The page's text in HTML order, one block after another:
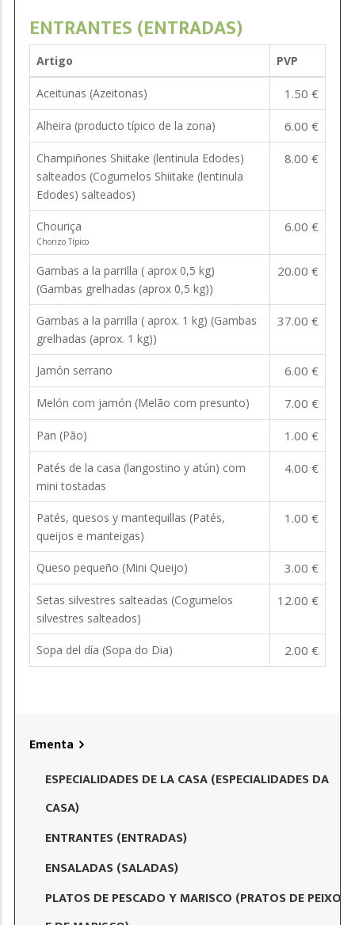
ENTRANTES (ENTRADAS)
Artigo PVP
Aceitunas (Azeitonas) 1.50 €
Alheira (producto típico de la zona) 6.00 €
Champiñones Shiitake (lentinula Edodes)
salteados (Cogumelos Shiitake (lentinula
Edodes) salteados)
8.00 €
Chouriça
Chorizo Típico
6.00 €
Gambas a la parrilla ( aprox 0,5 kg)
(Gambas grelhadas (aprox 0,5 kg))
20.00 €
Gambas a la parrilla ( aprox. 1 kg) (Gambas
grelhadas (aprox. 1 kg))
37.00 €
Jamón serrano 6.00 €
Melón com jamón (Melão com presunto) 7.00 €
Pan (Pão) 1.00 €
Patés de la casa (langostino y atún) com
mini tostadas
4.00 €
Patés, quesos y mantequillas (Patés,
queijos e manteigas)
1.00 €
Queso pequeño (Mini Queijo) 3.00 €
Setas silvestres salteadas (Cogumelos
silvestres salteados)
12.00 €
Sopa del día (Sopa do Dia) 2.00 €
Ementa
ESPECIALIDADES DE LA CASA (ESPECIALIDADES DA
CASA)
ENTRANTES (ENTRADAS)
ENSALADAS (SALADAS)
PLATOS DE PESCADO Y MARISCO (PRATOS DE PEIXO